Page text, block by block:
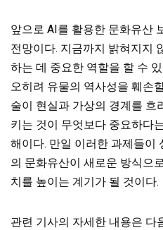
앞으로 AI를 활용한 문화유산
전망이다. 지금까지 밝혀지지
하는 데 중요한 역할을 할 수
오히려 유물의 역사성을 훼손
술이 현실과 가상의 경계를 흐
키는 것이 무엇보다 중요하다
해이다. 만일 이러한 과제들이
의 문화유산이 새로운 방식으
치를 높이는 계기가 될 것이다.
관련 기사의 자세한 내용은 다